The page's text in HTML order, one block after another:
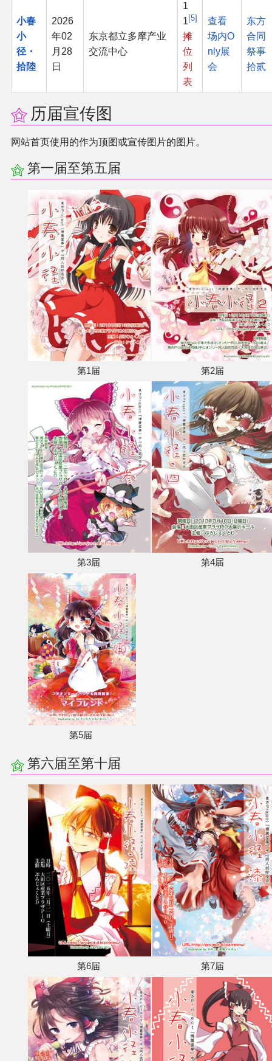
小春
小
径・
拾陸
2026
年02
月28
日
东京都立多摩产业
交流中心
1
1 5
摊
位
列
表
查看
场内O
nly展
会
东方
合同
祭事
拾贰
历届宣传图
网站首页使用的作为顶图或宣传图片的图片。
第一届至第五届
第1届 第2届
第3届 第4届
第5届
第六届至第十届
第6届 第7届